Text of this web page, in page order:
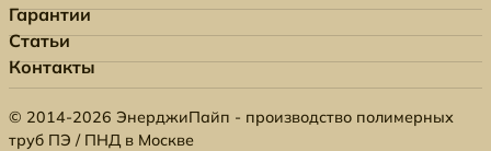
Гарантии
Статьи
Контакты
© 2014-2026 ЭнерджиПайп - производство полимерных
труб ПЭ / ПНД в Москве